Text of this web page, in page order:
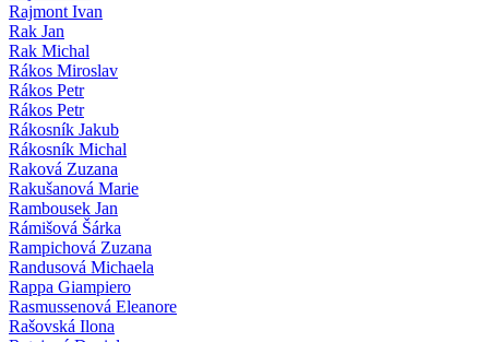
Rajmont Ivan
Rak Jan
Rak Michal
Rákos Miroslav
Rákos Petr
Rákos Petr
Rákosník Jakub
Rákosník Michal
Raková Zuzana
Rakušanová Marie
Rambousek Jan
Rámišová Šárka
Rampichová Zuzana
Randusová Michaela
Rappa Giampiero
Rasmussenová Eleanore
Rašovská Ilona